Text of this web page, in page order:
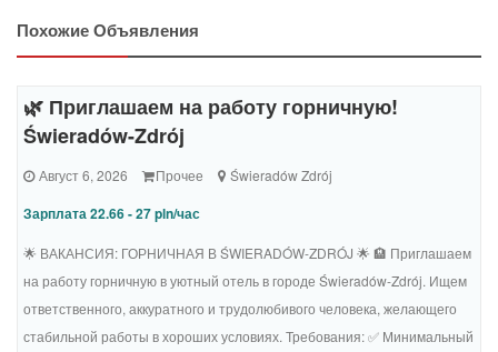
Похожие Объявления
🌿 Приглашаем на работу горничную!
Świeradów-Zdrój
Август 6, 2026 Прочее Świeradów Zdrój
Зарплата 22.66 - 27 pln/час
🌟 ВАКАНСИЯ: ГОРНИЧНАЯ В ŚWIERADÓW-ZDRÓJ 🌟 🏨 Приглашаем
на работу горничную в уютный отель в городе Świeradów-Zdrój. Ищем
ответственного, аккуратного и трудолюбивого человека, желающего
стабильной работы в хороших условиях. Требования: ✅ Минимальный